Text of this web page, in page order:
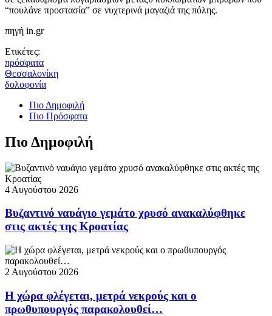
“πουλάνε προστασία” σε νυχτερινά μαγαζιά της πόλης.
πηγή in.gr
Ετικέτες:
πρόσφατα
Θεσσαλονίκη
δολοφονία
Πιο Δημοφιλή
Πιο Πρόσφατα
Πιο Δημοφιλή
4 Αυγούστου 2026
Βυζαντινό ναυάγιο γεμάτο χρυσό ανακαλύφθηκε
στις ακτές της Κροατίας
2 Αυγούστου 2026
Η χώρα φλέγεται, μετρά νεκρούς και ο
πρωθυπουργός παρακολουθεί…